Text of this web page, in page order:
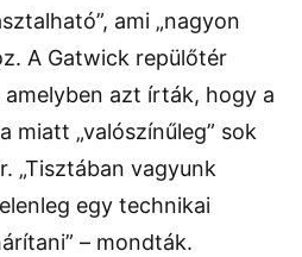
ami „nagyon
A Gatwick repülőtér
azt írták, hogy a
miatt „valószínűleg” sok
„Tisztában vagyunk
egy technikai
– mondták.